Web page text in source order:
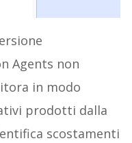
Agents non
in modo
prodotti dalla
scostamenti